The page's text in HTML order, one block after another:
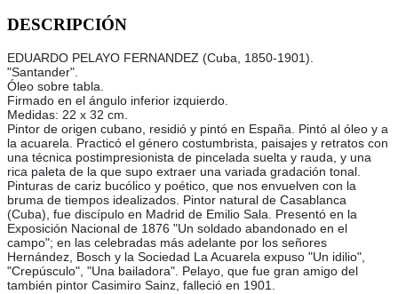
DESCRIPCIÓN
EDUARDO PELAYO FERNANDEZ (Cuba, 1850-1901).
"Santander".
Óleo sobre tabla.
Firmado en el ángulo inferior izquierdo.
Medidas: 22 x 32 cm.
Pintor de origen cubano, residió y pintó en España. Pintó al óleo y a
la acuarela. Practicó el género costumbrista, paisajes y retratos con
una técnica postimpresionista de pincelada suelta y rauda, y una
rica paleta de la que supo extraer una variada gradación tonal.
Pinturas de cariz bucólico y poético, que nos envuelven con la
bruma de tiempos idealizados. Pintor natural de Casablanca
(Cuba), fue discípulo en Madrid de Emilio Sala. Presentó en la
Exposición Nacional de 1876 "Un soldado abandonado en el
campo"; en las celebradas más adelante por los señores
Hernández, Bosch y la Sociedad La Acuarela expuso "Un idilio",
"Crepúsculo", "Una bailadora". Pelayo, que fue gran amigo del
también pintor Casimiro Sainz, falleció en 1901.